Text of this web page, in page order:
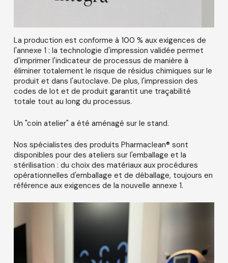
La production est conforme à 100 % aux exigences de
l'annexe 1 : la technologie d'impression validée permet
d'imprimer l'indicateur de processus de manière à
éliminer totalement le risque de résidus chimiques sur le
produit et dans l'autoclave. De plus, l'impression des
codes de lot et de produit garantit une traçabilité
totale tout au long du processus.
Un "coin atelier" a été aménagé sur le stand.
Nos spécialistes des produits Pharmaclean® sont
disponibles pour des ateliers sur l'emballage et la
stérilisation : du choix des matériaux aux procédures
opérationnelles d'emballage et de déballage, toujours en
référence aux exigences de la nouvelle annexe 1.